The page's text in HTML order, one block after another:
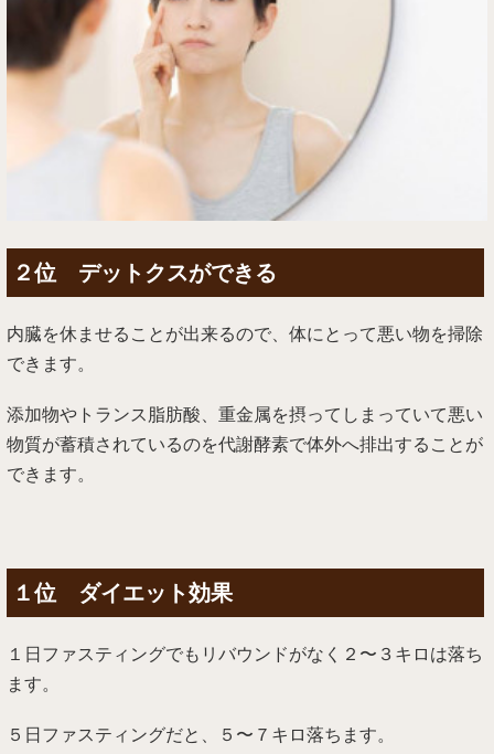
２位 デットクスができる
内臓を休ませることが出来るので、体にとって悪い物を掃除
できます。
添加物やトランス脂肪酸、重金属を摂ってしまっていて悪い
物質が蓄積されているのを代謝酵素で体外へ排出することが
できます。
１位 ダイエット効果
１日ファスティングでもリバウンドがなく２〜３キロは落ち
ます。
５日ファスティングだと、５〜７キロ落ちます。